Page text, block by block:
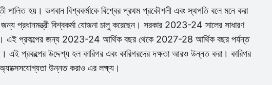
পালিত হয়। ভগবান বিশ্বকর্মাকে বিশ্বের প্রথম প্রকৌশলী এবং স্থপতি বলে মনে করা
প্রধানমন্ত্রী বিশ্বকর্মা যোজনা চালু করেছেন। সরকার 2023-24 সালের সাধারণ
এই প্রকল্পের জন্য 2023-24 আর্থিক বছর থেকে 2027-28 আর্থিক বছর পর্যন্ত
এই প্রকল্পের উদ্দেশ্য হল কারিগর এবং কারিগরদের দক্ষতা আরও উন্নত করা। কারিগর
উন্নত করাও এর লক্ষ্য।